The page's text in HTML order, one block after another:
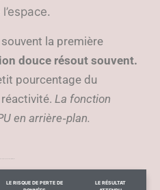
la première
douce résout souvent.
pourcentage du
La fonction
en arrière‑plan.
LE RISQUE DE PERTE DE
LE RÉSULTAT